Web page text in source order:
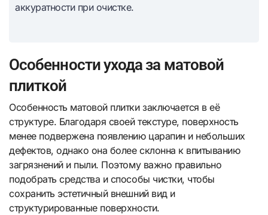
аккуратности при очистке.
Особенности ухода за матовой
плиткой
Особенность матовой плитки заключается в её
структуре. Благодаря своей текстуре, поверхность
менее подвержена появлению царапин и небольших
дефектов, однако она более склонна к впитыванию
загрязнений и пыли. Поэтому важно правильно
подобрать средства и способы чистки, чтобы
сохранить эстетичный внешний вид и
структурированные поверхности.